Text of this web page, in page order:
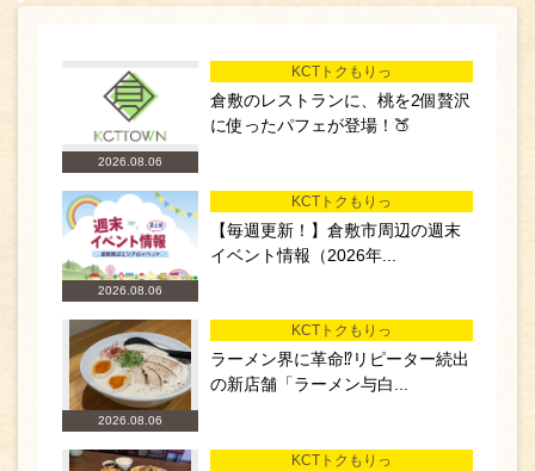
2026.08.06
KCTトクもりっ
倉敷のレストランに、桃を2個贅沢
に使ったパフェが登場！🍑
2026.08.06
KCTトクもりっ
【毎週更新！】倉敷市周辺の週末
イベント情報（2026年...
2026.08.06
KCTトクもりっ
ラーメン界に革命⁉リピーター続出
の新店舗「ラーメン与白...
KCTトクもりっ